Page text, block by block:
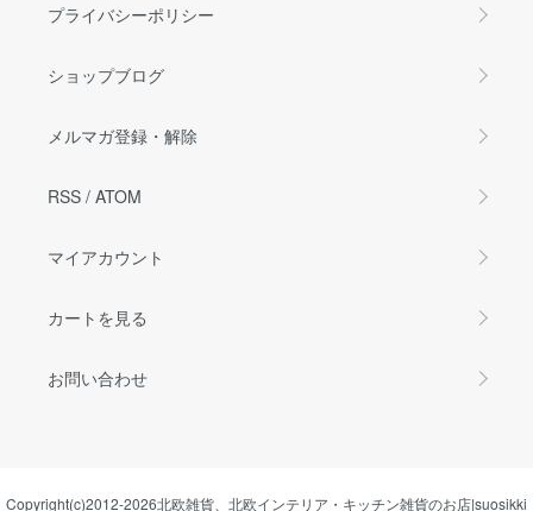
プライバシーポリシー
ショップブログ
メルマガ登録・解除
RSS / ATOM
マイアカウント
カートを見る
お問い合わせ
Copyright(c)2012-2026北欧雑貨、北欧インテリア・キッチン雑貨のお店|suosikki